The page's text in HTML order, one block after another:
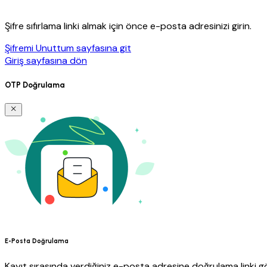
Şifre sıfırlama linki almak için önce e-posta adresinizi girin.
Şifremi Unuttum sayfasına git
Giriş sayfasına dön
OTP Doğrulama
E-Posta Doğrulama